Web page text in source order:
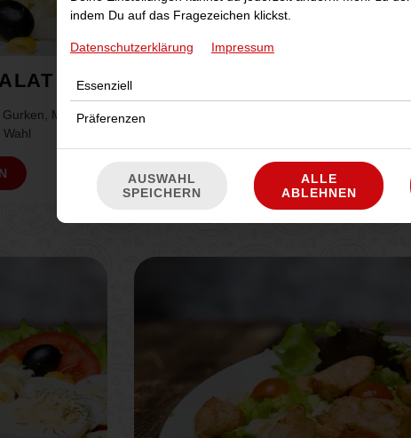
Mais,
JETZT BESTELLEN
indem Du auf das Fragezeichen klickst.
Datenschutzerklärung Impressum
Essenziell
Präferenzen
AUSWAHL
SPEICHERN
ALLE
ABLEHNEN